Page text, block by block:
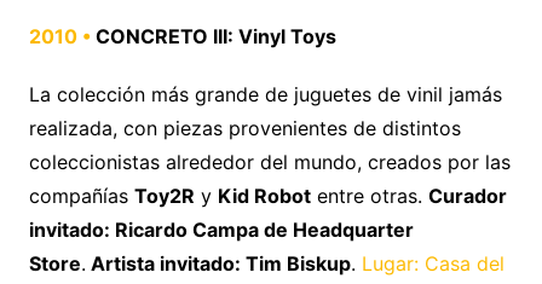
2010 • CONCRETO III: Vinyl Toys
La colección más grande de juguetes de vinil jamás
realizada, con piezas provenientes de distintos
coleccionistas alrededor del mundo, creados por las
compañías Toy2R y Kid Robotentre otras. Curador
invitado: Ricardo Campa de Headquarter
Store. Artista invitado: Tim Biskup. Lugar: Casa del